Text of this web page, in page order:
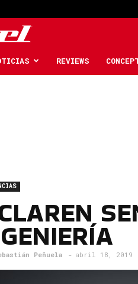
Car
REVIEWS
Peñuela - abril 18, 2019